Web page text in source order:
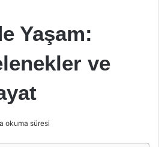
Yaşam:
ve
okuma süresi